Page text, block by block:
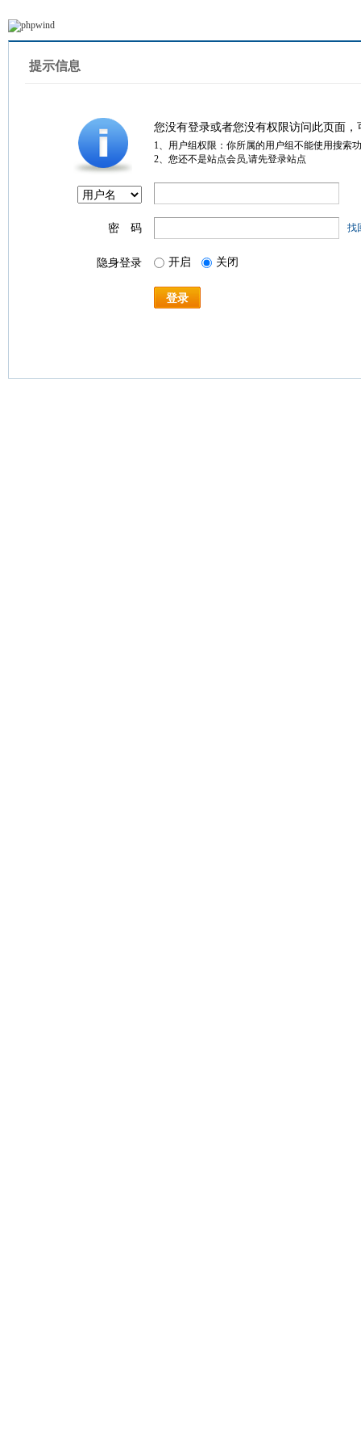
提示信息
您没有登录或者您没有权限访问此页面
1、用户组权限：你所属的用户组不能使用搜索
2、您还不是站点会员,请先登录站点
密 码 找
隐身登录 开启 关闭
登录